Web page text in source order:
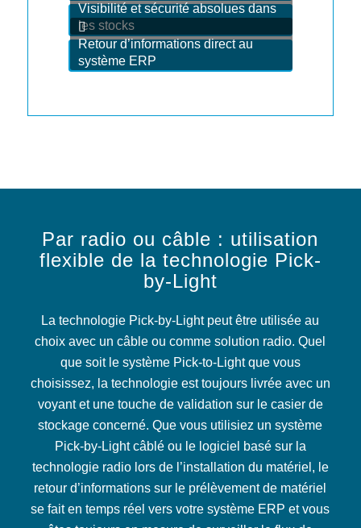
Visibilité et sécurité absolues dans
les stocks
Retour d’informations direct au
système ERP
Par radio ou câble : utilisation
flexible de la technologie Pick-
by-Light
La technologie Pick-by-Light peut être utilisée au
choix avec un câble ou comme solution radio. Quel
que soit le système Pick-to-Light que vous
choisissez, la technologie est toujours livrée avec un
voyant et une touche de validation sur le casier de
stockage concerné. Que vous utilisiez un système
Pick-by-Light câblé ou le logiciel basé sur la
technologie radio lors de l’installation du matériel, le
retour d’informations sur le prélèvement de matériel
se fait en temps réel vers votre système ERP et vous